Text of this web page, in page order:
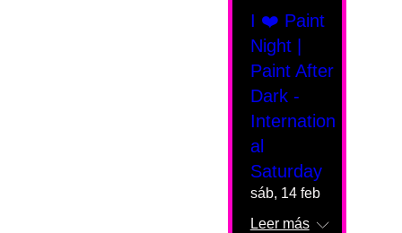
I ❤️ Paint
Night |
Paint After
Dark -
Internation
al
Saturday
sáb, 14 feb
Leer más